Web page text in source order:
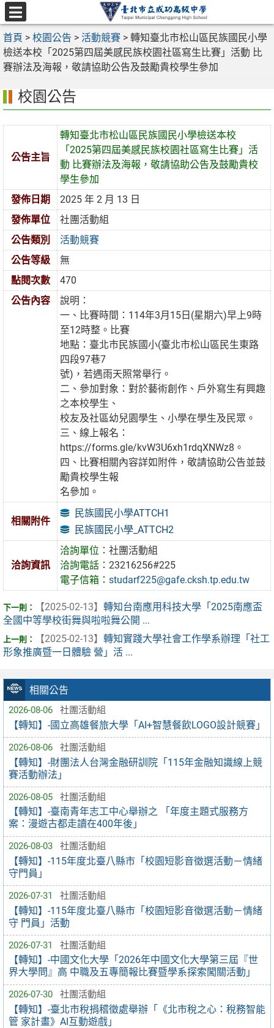
跳
至
主
要
內
選
單
首頁 > 校園公告 > 活動競賽 > 轉知臺北市松山區民族國民小學
檢送本校「2025第四屆美感民族校園社區寫生比賽」活動 比
賽辦法及海報，敬請協助公告及鼓勵貴校學生參加
相關公告
2026-08-06 社團活動組
【轉知】-國立高雄餐旅大學「AI+智慧餐飲LOGO設計競賽」
2026-08-06 社團活動組
【轉知】-財團法人台灣金融研訓院「115年金融知識線上競
賽活動辦法」
2026-08-05 社團活動組
【轉知】-臺南青年志工中心舉辦之 「年度主題式服務方
案：漫遊古都走讀在400年後」
2026-08-03 社團活動組
【轉知】-115年度北臺八縣市「校園短影音徵選活動－情緒
守門員」
2026-07-31 社團活動組
【轉知】-115年度北臺八縣市「校園短影音徵選活動－情緒
守 門員」活動
2026-07-31 社團活動組
【轉知】-中國文化大學「2026年中國文化大學第三屆『世
界大學問』高 中職及五專簡報比賽暨學系探索闖關活動」
2026-07-30 社團活動組
【轉知】-臺北市稅捐稽徵處舉辦「《北市稅之心：稅務智能
管 家計畫》AI互動遊戲」
校園公告
公告主旨
轉知臺北市松山區民族國民小學檢送本校
「2025第四屆美感民族校園社區寫生比賽」活
動 比賽辦法及海報，敬請協助公告及鼓勵貴校
學生參加
發佈日期
2025 年 2 月 13 日
發佈單位
社團活動組
公告類別
活動競賽
公告等級
無
點閱次數
470
公告內容
說明：
一、比賽時間：114年3月15日(星期六)早上9時
至12時整。比賽
地點：臺北市民族國小(臺北市松山區民生東路
四段97巷7
號)，若遇雨天照常舉行。
二、參加對象：對於藝術創作、戶外寫生有興趣
之本校學生、
校友及社區幼兒園學生、小學在學生及民眾。
三、線上報名：
https://forms.gle/kvW3U6xh1rdqXNWz8。
四、比賽相關內容詳如附件，敬請協助公告並鼓
勵貴校學生報
名參加。
相關附件
民族國民小學ATTCH1
民族國民小學_ATTCH2
洽詢資訊
洽詢單位：社團活動組
洽詢電話：23216256#225
電子信箱：studarf225@gafe.cksh.tp.edu.tw
【2025-02-13】 轉知台南應用科技大學「2025南應盃
全國中等學校街舞與啦啦舞公開 ...
【2025-02-13】 轉知實踐大學社會工作學系辦理「社工
形象推廣暨一日體驗 營」活 ...